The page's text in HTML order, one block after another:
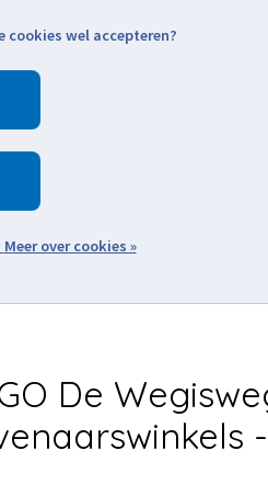
De
-
cookies wel accepteren?
Meer over cookies »